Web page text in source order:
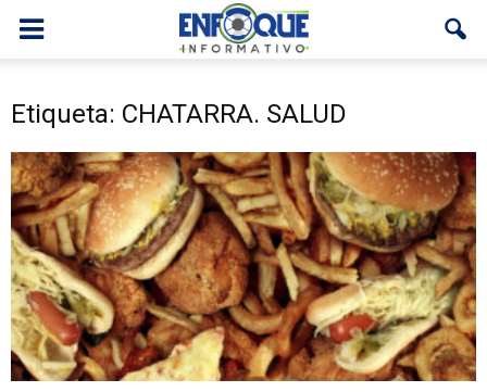
Etiqueta: CHATARRA. SALUD